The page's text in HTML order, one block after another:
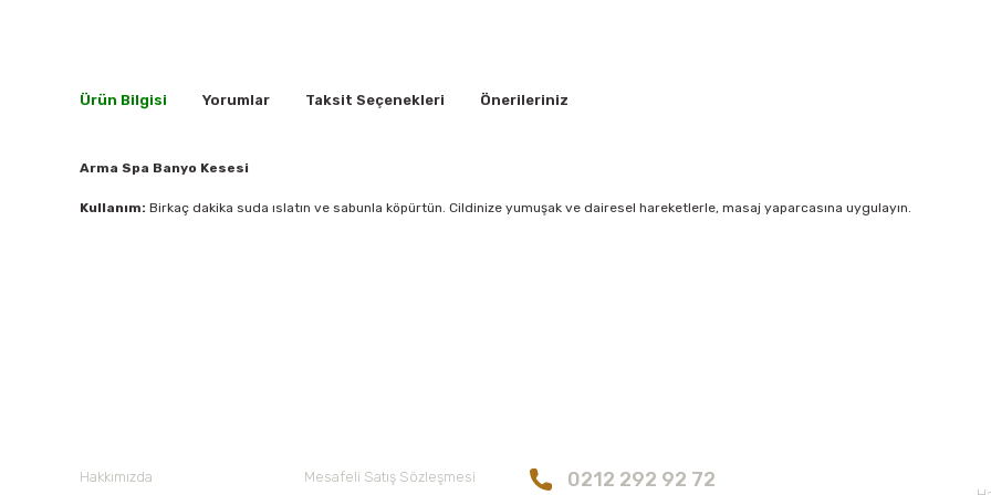
Ürün Bilgisi Yorumlar Taksit Seçenekleri Önerileriniz
Arma Spa Banyo Kesesi
Kullanım: Birkaç dakika suda ıslatın ve sabunla köpürtün. Cildinize yumuşak ve dairesel hareketlerle, masaj yaparcasına uygulayın.
Hakkımızda Mesafeli Satış Sözleşmesi 0212 292 92 72